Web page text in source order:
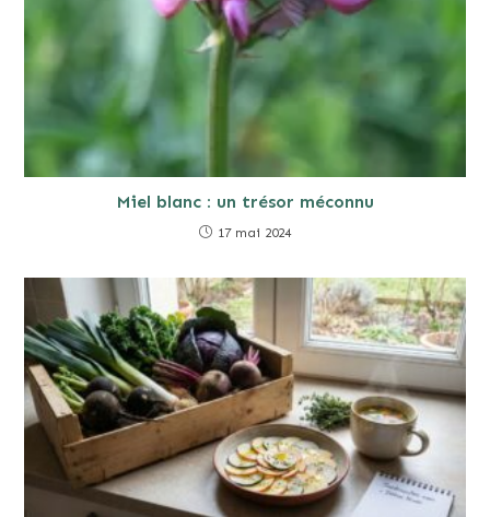
Miel blanc : un trésor méconnu
17 mai 2024